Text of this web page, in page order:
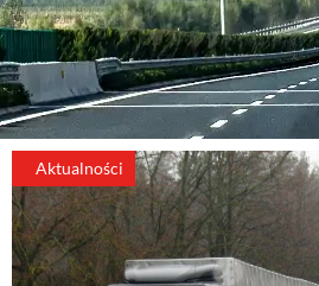
Aktualności